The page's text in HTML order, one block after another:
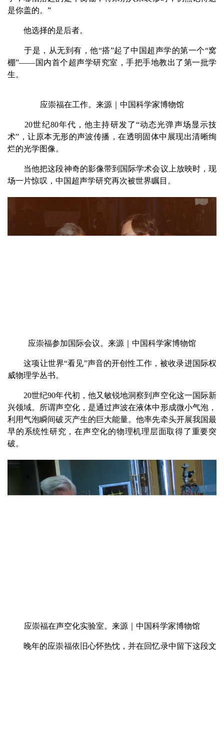
是你盖的。”
他选择的是后者。
于是，从无到有，他“搭”起了中国超声学的第一个“窝
棚”——国内首个超声学研究室，手把手地教出了第一批学
生。
应崇福在工作。来源｜中国科学家博物馆
20世纪80年代，他主持研发了“动态光弹声场显示技
术”，让原本无形的声波传播，在透明固体中展现出清晰绚
烂的光学图像。
当他把这段神奇的影像带到国际学术会议上放映时，现
场一片惊叹，中国超声学研究再次被世界瞩目。
应崇福参加国际会议。来源｜中国科学家博物馆
这项让世界“看见”声音的开创性工作，被收录进国际权
威物理学丛书。
20世纪90年代初，他又敏锐地洞察到声空化这一国际新
兴领域。所谓声空化，是通过声波在液体中形成微小气泡，
利用气泡瞬间破灭产生的巨大能量。他率先牵头开展我国最
早的系统性研究，在声空化的物理机理层面取得了重要突
破。
应崇福在声空化实验室。来源｜中国科学家博物馆
晚年的应崇福依旧心怀热忱，并在回忆录中留下这段文